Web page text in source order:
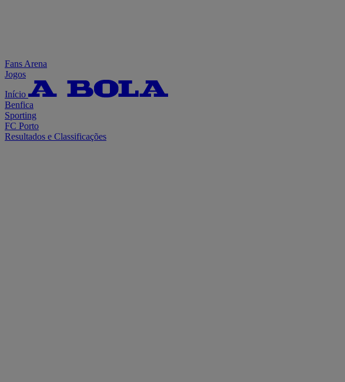
Fans Arena
Jogos
Início
Benfica
Sporting
FC Porto
Resultados e Classificações